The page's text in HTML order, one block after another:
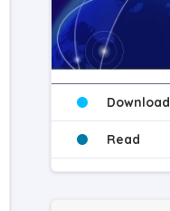
Download
Read